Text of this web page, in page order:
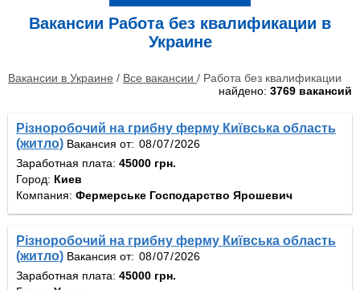
Вакансии Работа без квалификации в
Украине
Вакансии в Украине / Все вакансии / Работа без квалификации
найдено: 3769 вакансий
Різноробочий на грибну ферму Київська область
(житло) Вакансия от:
Заработная плата: 45000 грн.
Город: Киев
Компания: Фермерське Господарство Ярошевич
Різноробочий на грибну ферму Київська область
(житло) Вакансия от:
Заработная плата: 45000 грн.